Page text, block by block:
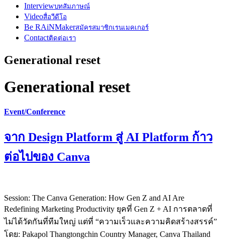
Interviewบทสัมภาษณ์
Videoสื่อวีดีโอ
Be RAiNMakerสมัครสมาชิกเรนเมคเกอร์
Contactติดต่อเรา
Generational reset
Generational reset
Event/Conference
จาก Design Platform สู่ AI Platform ก้าว
ต่อไปของ Canva
Session: The Canva Generation: How Gen Z and AI Are
Redefining Marketing Productivity ยุคที่ Gen Z + AI การตลาดที่
ไม่ได้วัดกันที่ทีมใหญ่ แต่ที่ “ความเร็วและความคิดสร้างสรรค์”
โดย: Pakapol Thangtongchin Country Manager, Canva Thailand